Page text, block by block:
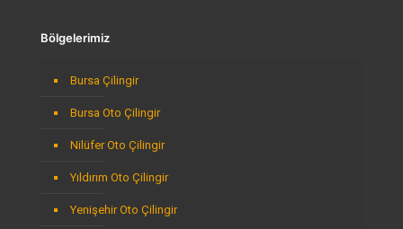
Bölgelerimiz
Bursa Çilingir
Bursa Oto Çilingir
Nilüfer Oto Çilingir
Yıldırım Oto Çilingir
Yenişehir Oto Çilingir